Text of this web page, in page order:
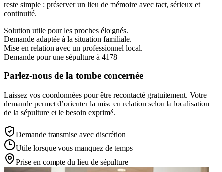
reste simple : préserver un lieu de mémoire avec tact, sérieux et
continuité.
Solution utile pour les proches éloignés.
Demande adaptée à la situation familiale.
Mise en relation avec un professionnel local.
Demande pour une sépulture à 4178
Parlez-nous de la tombe concernée
Laissez vos coordonnées pour être recontacté gratuitement. Votre
demande permet d’orienter la mise en relation selon la localisation
de la sépulture et le besoin exprimé.
Demande transmise avec discrétion
Utile lorsque vous manquez de temps
Prise en compte du lieu de sépulture